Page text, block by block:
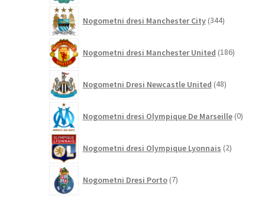
Nogometni dresi Manchester City 344izdelkov
Nogometni dresi Manchester United 186izdelkov
Nogometni Dresi Newcastle United 48izdelkov
Nogometni dresi Olympique De Marseille 0
Nogometni dresi Olympique Lyonnais 2izdelka
Nogometni Dresi Porto 7izdelkov